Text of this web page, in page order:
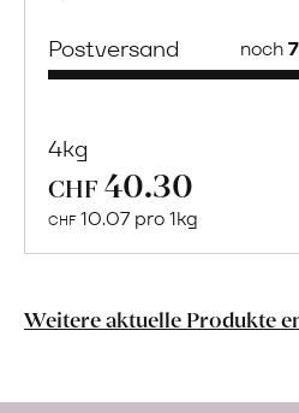
Postversand noch
4kg
CHF 40.30
CHF 10.07 pro 1kg
Weitere aktuelle Produkte